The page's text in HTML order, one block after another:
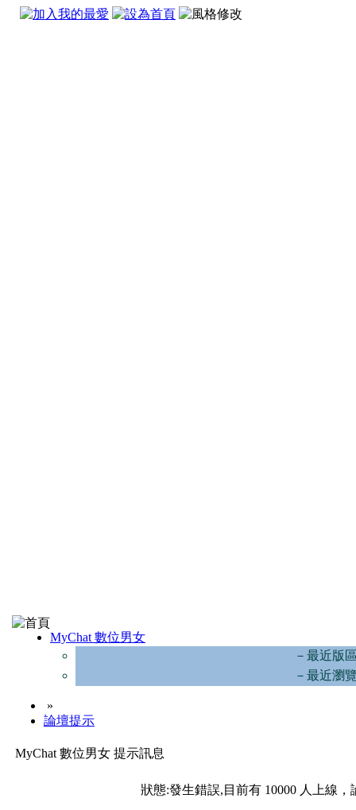
MyChat 數位男女
－最近版
－最近瀏
»
論壇提示
MyChat 數位男女 提示訊息
狀態:發生錯誤,目前有 10000 人上線